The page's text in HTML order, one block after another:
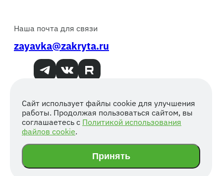
Наша почта для связи
zayavka@zakryta.ru
Мнение редакции может не совпадать с мнением
авторов
Политика конфиденциальности
запрещено.
Сайт использует файлы cookie для улучшения
работы. Продолжая пользоваться сайтом, вы
соглашаетесь с Политикой использования
файлов cookie.
Принять